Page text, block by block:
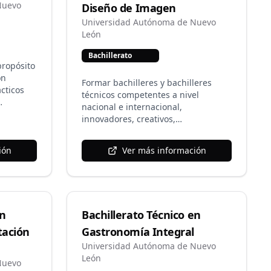
las
y
artes
en
Diseño de Imagen
Universidad Autónoma de Nuevo
León
Bachillerato
Formar bachilleres y bachilleres
técnicos competentes a nivel
nacional e internacional,
innovadores, creativos,
humanista, comprometidos con el
desarrollo sustentable, con sólidos
capaces de incorporarse con éxito al
nivel superior y al mundo laboral
Ver más información
Bachillerato Técnico en
Gastronomía Integral
Universidad Autónoma de Nuevo
León